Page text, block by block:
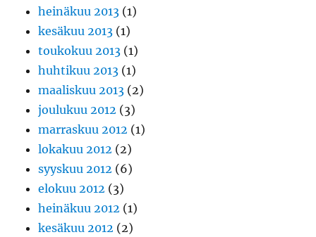
heinäkuu 2013 (1)
kesäkuu 2013 (1)
toukokuu 2013 (1)
huhtikuu 2013 (1)
maaliskuu 2013 (2)
joulukuu 2012 (3)
marraskuu 2012 (1)
lokakuu 2012 (2)
syyskuu 2012 (6)
elokuu 2012 (3)
heinäkuu 2012 (1)
kesäkuu 2012 (2)